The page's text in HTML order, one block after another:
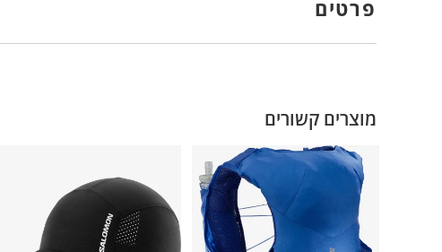
פרטים
מוצרים קשורים